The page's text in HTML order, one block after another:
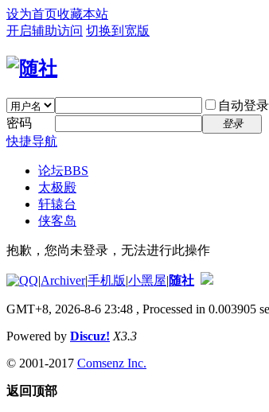
设为首页收藏本站
开启辅助访问 切换到宽版
自动登录
密码
登录
快捷导航
论坛BBS
太极殿
轩辕台
侠客岛
抱歉，您尚未登录，无法进行此操作
|Archiver|手机版|小黑屋|随社
GMT+8, 2026-8-6 23:48 , Processed in 0.003905
Powered by Discuz! X3.3
© 2001-2017 Comsenz Inc.
返回顶部